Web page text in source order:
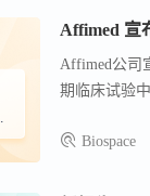
（DCR）分
低早期进展
Affimed 宣
Affimed公司
期临床试验
展示。完整
Biospace